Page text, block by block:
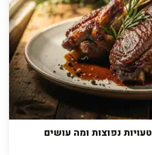
רגליים שוקיים בתנור: 9 טעויות נפוצות ומה עושים